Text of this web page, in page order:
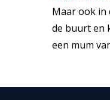
Maar ook in
de buurt en
een mum